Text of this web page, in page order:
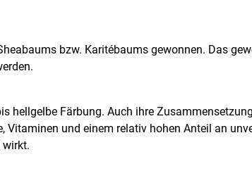
bzw. Karitébaums gewonnen. Das
Färbung. Auch ihre
und einem relativ hohen Anteil an
wirkt.